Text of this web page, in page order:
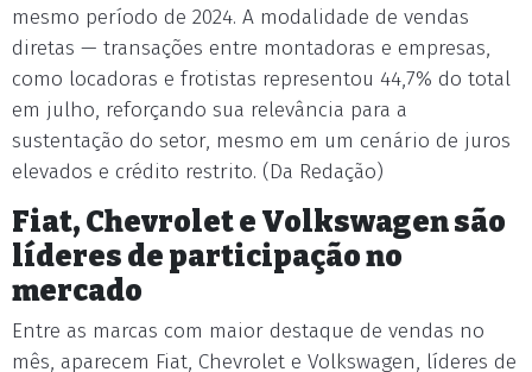
mesmo período de 2024. A modalidade de vendas
diretas — transações entre montadoras e empresas,
como locadoras e frotistas representou 44,7% do total
em julho, reforçando sua relevância para a
sustentação do setor, mesmo em um cenário de juros
elevados e crédito restrito. (Da Redação)
Fiat, Chevrolet e Volkswagen são
líderes de participação no
mercado
Entre as marcas com maior destaque de vendas no
mês, aparecem Fiat, Chevrolet e Volkswagen, líderes de